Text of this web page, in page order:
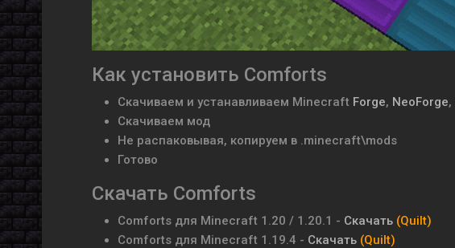
Как установить Comforts
Скачиваем и устанавливаем Minecraft Forge, NeoForge,
Скачиваем мод
Не распаковывая, копируем в .minecraft\mods
Готово
Скачать Comforts
Comforts для Minecraft 1.20 / 1.20.1 - Скачать (Quilt)
Comforts для Minecraft 1.19.4 - Скачать (Quilt)